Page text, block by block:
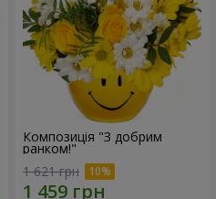
Композиція "З добрим
ранком!"
1 621 грн